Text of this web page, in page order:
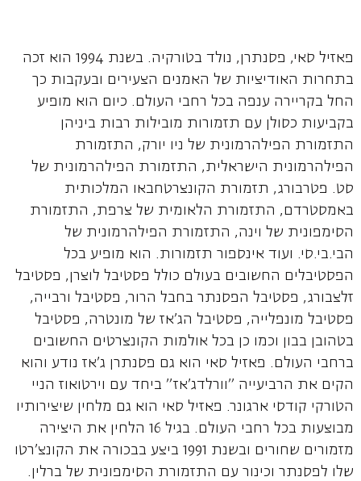
פאזיל סאי, פסנתרן, נולד בטורקיה. בשנת 1994 הוא זכה
בתחרות האודיציות של האמנים הצעירים ובעקבות כך
החל בקריירה ענפה בכל רחבי העולם. כיום הוא מופיע
בקביעות כסולן עם תזמורות מובילות רבות ביניהן
התזמורת הפילהרמונית של ניו יורק, התזמורת
הפילהרמונית הישראלית, התזמורת הפילהרמונית של
סט. פטרבורג, תזמורת הקונצרטחבאו המלכותית
באמסטרדם, התזמורת הלאומית של צרפת, התזמורת
הסימפונית של וינה, התזמורת הפילהרמונית של
הבי.בי.סי. ועוד אינספור תזמורות. הוא מופיע בכל
הפסטיבלים החשובים בעולם כולל פסטיבל לוצרן, פסטיבל
זלצבורג, פסטיבל הפסנתר בחבל הרור, פסטיבל ורבייה,
פסטיבל מונפלייה, פסטיבל הג'אז של מונטרה, פסטיבל
בטהובן בבון וכמו כן בכל אולמות הקונצרטים החשובים
ברחבי העולם. פאזיל סאי הוא גם פסנתרן ג'אז נודע והוא
הקים את הרביעייה "וורלדג'אז" ביחד עם וירטואוז הניי
הטורקי קודסי ארגונר. פאזיל סאי הוא גם מלחין שיצירותיו
מבוצעות בכל רחבי העולם. בגיל 16 הלחין את היצירה
מזמורים שחורים ובשנת 1991 ביצע בבכורה את הקונצ'רטו
שלו לפסנתר וכינור עם התזמורת הסימפונית של ברלין.